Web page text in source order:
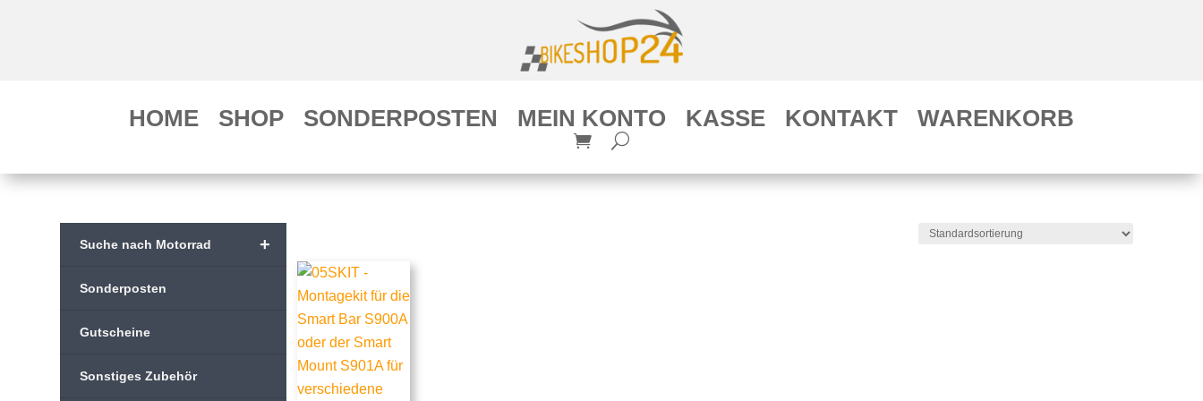
HOME SHOP SONDERPOSTEN MEIN KONTO KASSE KONTAKT WARENKORB
+
Suche nach Motorrad
Sonderposten
Gutscheine
Sonstiges Zubehör